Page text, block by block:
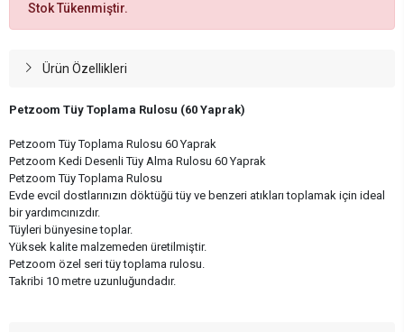
Stok Tükenmiştir.
Ürün Özellikleri
Petzoom Tüy Toplama Rulosu (60 Yaprak)
Petzoom Tüy Toplama Rulosu 60 Yaprak
Petzoom Kedi Desenli Tüy Alma Rulosu 60 Yaprak
Petzoom Tüy Toplama Rulosu
Evde evcil dostlarınızın döktüğü tüy ve benzeri atıkları toplamak için ideal
bir yardımcınızdır.
Tüyleri bünyesine toplar.
Yüksek kalite malzemeden üretilmiştir.
Petzoom özel seri tüy toplama rulosu.
Takribi 10 metre uzunluğundadır.